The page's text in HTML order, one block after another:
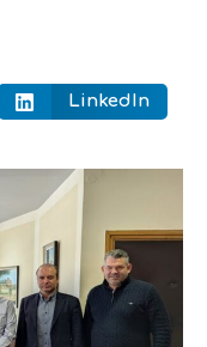
LinkedIn